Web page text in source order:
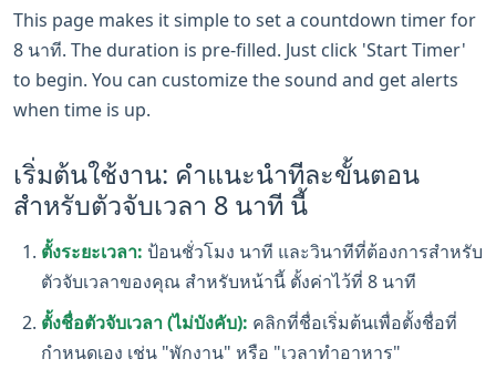
This page makes it simple to set a countdown timer for
8 นาที. The duration is pre-filled. Just click 'Start Timer'
to begin. You can customize the sound and get alerts
when time is up.
เริ่มต้นใช้งาน: คำแนะนำทีละขั้นตอน
สำหรับตัวจับเวลา 8 นาที นี้
ตั้งระยะเวลา: ป้อนชั่วโมง นาที และวินาทีที่ต้องการสำหรับ
ตัวจับเวลาของคุณ สำหรับหน้านี้ ตั้งค่าไว้ที่ 8 นาที
ตั้งชื่อตัวจับเวลา (ไม่บังคับ): คลิกที่ชื่อเริ่มต้นเพื่อตั้งชื่อที่
กำหนดเอง เช่น "พักงาน" หรือ "เวลาทำอาหาร"